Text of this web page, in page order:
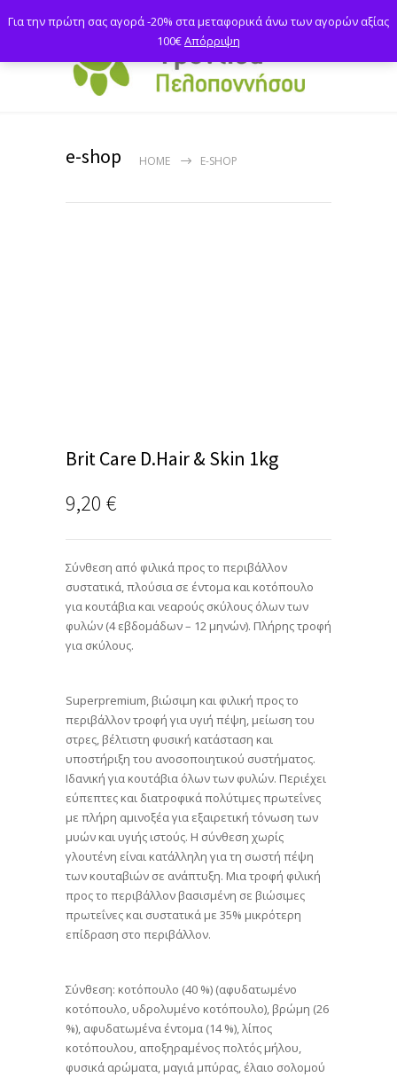
e-shop HOME E-SHOP
Brit Care D.Hair & Skin 1kg
9,20 €
Σύνθεση από φιλικά προς το περιβάλλον
συστατικά, πλούσια σε έντομα και κοτόπουλο
για κουτάβια και νεαρούς σκύλους όλων των
φυλών (4 εβδομάδων – 12 μηνών). Πλήρης τροφή
για σκύλους.
Superpremium, βιώσιμη και φιλική προς το
περιβάλλον τροφή για υγιή πέψη, μείωση του
στρες, βέλτιστη φυσική κατάσταση και
υποστήριξη του ανοσοποιητικού συστήματος.
Ιδανική για κουτάβια όλων των φυλών. Περιέχει
εύπεπτες και διατροφικά πολύτιμες πρωτεΐνες
με πλήρη αμινοξέα για εξαιρετική τόνωση των
μυών και υγιής ιστούς. Η σύνθεση χωρίς
γλουτένη είναι κατάλληλη για τη σωστή πέψη
των κουταβιών σε ανάπτυξη. Μια τροφή φιλική
προς το περιβάλλον βασισμένη σε βιώσιμες
πρωτεΐνες και συστατικά με 35% μικρότερη
επίδραση στο περιβάλλον.
Σύνθεση: κοτόπουλο (40 %) (αφυδατωμένο
κοτόπουλο, υδρολυμένο κοτόπουλο), βρώμη (26
%), αφυδατωμένα έντομα (14 %), λίπος
κοτόπουλου, αποξηραμένος πολτός μήλου,
φυσικά αρώματα, μαγιά μπύρας, έλαιο σολομού
Για την πρώτη σας αγορά -20% στα μεταφορικά άνω των αγορών αξίας
100€Απόρριψη